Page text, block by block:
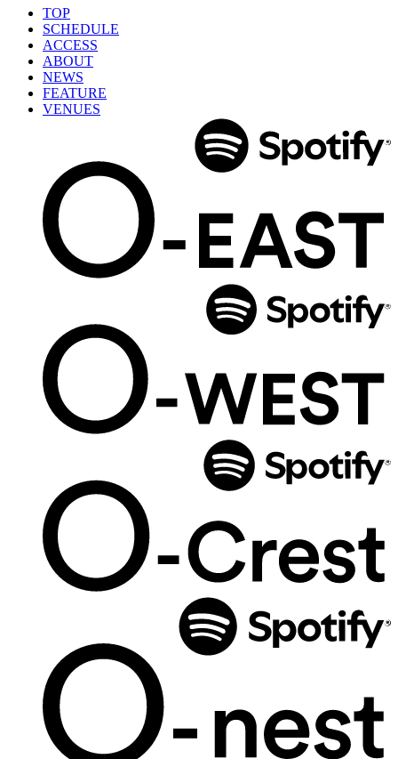
TOP
SCHEDULE
ACCESS
ABOUT
NEWS
FEATURE
VENUES